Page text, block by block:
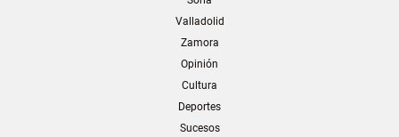
Valladolid
Zamora
Opinión
Cultura
Deportes
Sucesos